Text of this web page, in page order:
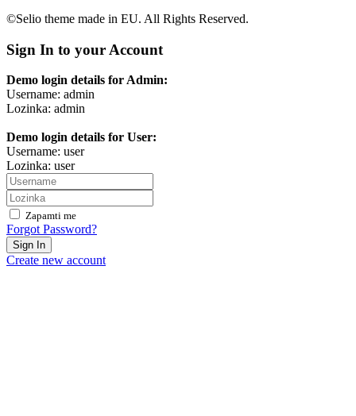
©Selio theme made in EU. All Rights Reserved.
Sign In to your Account
Demo login details for Admin:
Username: admin
Lozinka: admin
Demo login details for User:
Username: user
Lozinka: user
Zapamti me
Forgot Password?
Sign In
Create new account